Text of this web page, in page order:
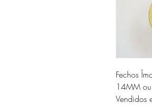
Fechos
14MM
Vendidos